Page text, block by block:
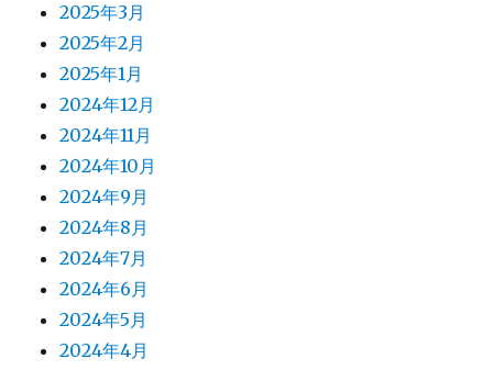
2025年3月
2025年2月
2025年1月
2024年12月
2024年11月
2024年10月
2024年9月
2024年8月
2024年7月
2024年6月
2024年5月
2024年4月